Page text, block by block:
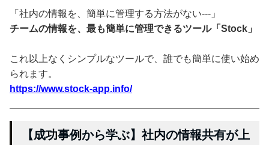
「社内の情報を、簡単に管理する方法がない---」
チームの情報を、最も簡単に管理できるツール「Stock」
これ以上なくシンプルなツールで、誰でも簡単に使い始め
られます。
https://www.stock-app.info/
【成功事例から学ぶ】社内の情報共有が上